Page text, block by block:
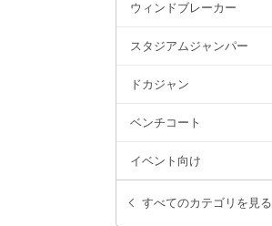
ウィンドブレーカー
スタジアムジャンパー
ドカジャン
ベンチコート
イベント向け
すべてのカテゴリを見る